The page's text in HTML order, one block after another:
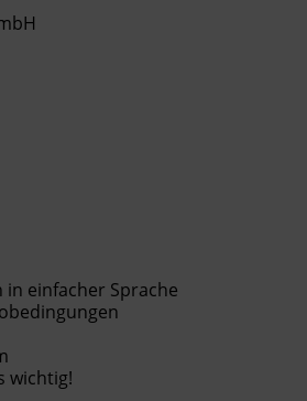
einfacher Sprache
wichtig!